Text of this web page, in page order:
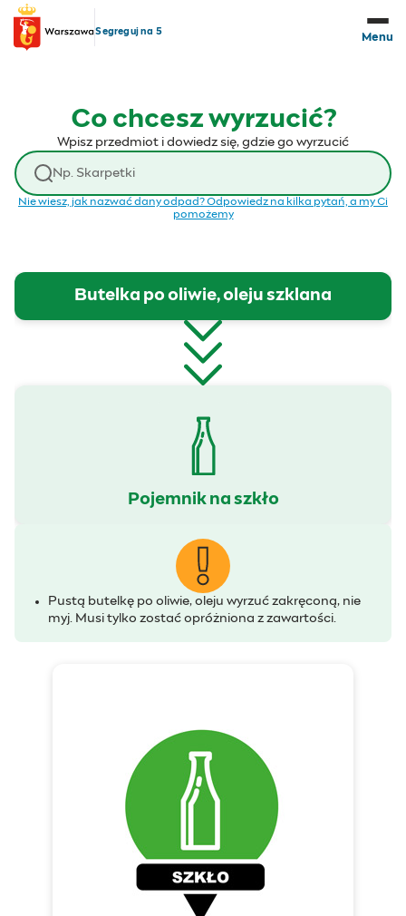
Przejdź do treści
Segreguj na 5
Menu
Co chcesz wyrzucić?
Wpisz przedmiot i dowiedz się, gdzie go wyrzucić
Wyszukaj odpad
Nie wiesz, jak nazwać dany odpad? Odpowiedz na kilka pytań, a my Ci
pomożemy
Butelka po oliwie, oleju szklana
Pojemnik na szkło
Pustą butelkę po oliwie, oleju wyrzuć zakręconą, nie
myj. Musi tylko zostać opróżniona z zawartości.